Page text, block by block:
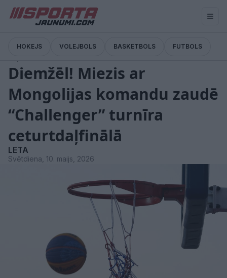
HOKEJS VOLEJBOLS BASKETBOLS FUTBOLS
Diemžēl! Miezis ar
Mongolijas komandu zaudē
“Challenger” turnīra
ceturtdaļfinālā
LETA
Svētdiena, 10. maijs, 2026